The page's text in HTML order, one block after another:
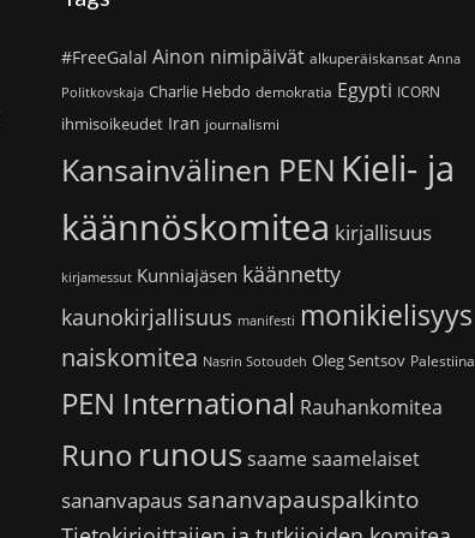
#FreeGalal Ainon nimipäivät alkuperäiskansat Anna
Politkovskaja Charlie Hebdo demokratia Egypti ICORN
ihmisoikeudet Iran journalismi
Kansainvälinen PEN Kieli- ja
käännöskomitea kirjallisuus
kirjamessut Kunniajäsen käännetty
kaunokirjallisuus manifesti monikielisyys
naiskomitea Nasrin Sotoudeh Oleg Sentsov Palestiina
PEN International Rauhankomitea
Runo runoussaamesaamelaiset
sananvapaus sananvapauspalkinto